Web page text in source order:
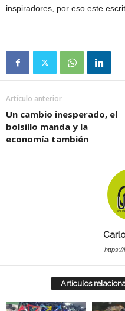
inspiradores, por eso este
Artículo anterior
Un cambio inesperado, el
bolsillo manda y la
economía también
https://
Artículos